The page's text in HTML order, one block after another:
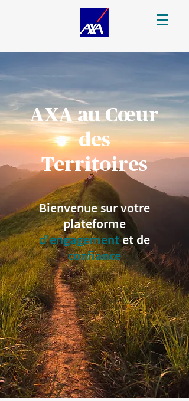
AXA au Cœur
des
Territoires
Bienvenue sur votre
plateforme
d'engagementet de
confiance